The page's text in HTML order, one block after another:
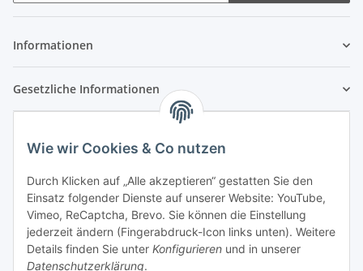
Wie wir Cookies & Co nutzen
Durch Klicken auf „Alle akzeptieren“ gestatten Sie den
Einsatz folgender Dienste auf unserer Website: YouTube,
Vimeo, ReCaptcha, Brevo. Sie können die Einstellung
jederzeit ändern (Fingerabdruck-Icon links unten). Weitere
Details finden Sie unter Konfigurieren und in unserer
Datenschutzerklärung.
Informationen
Gesetzliche Informationen